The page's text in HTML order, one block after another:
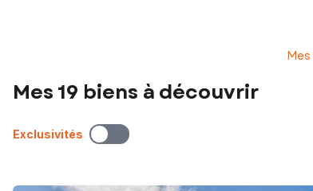
environs, notamment à Saint-Xandre où je vis
Je m'engage à vous fournir un service personnalisé et
Mes 19 biens à découvrir
Exclusivités